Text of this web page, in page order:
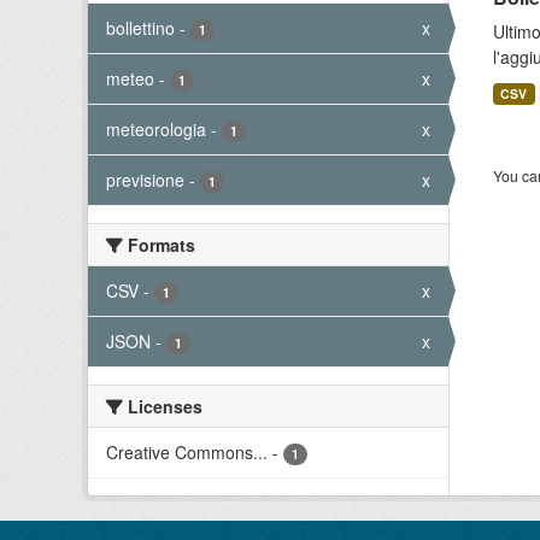
bollettino - 1 x
meteo - 1 x
meteorologia - 1 x
previsione - 1 x
Formats
CSV - 1 x
JSON - 1 x
Licenses
Creative Commons... - 1
CSV
You